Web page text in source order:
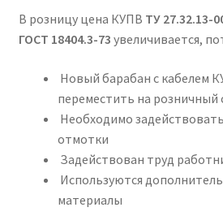
В розницу цена КУПВ ТУ 27.32.13-
ГОСТ 18404.3-73 увеличивается,
Новый барабан с кабелем
переместить на розничный
Необходимо
отмотки
Задействован труд
Используются
материалы